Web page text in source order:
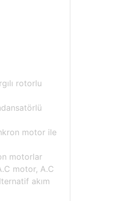
rotorlu
motor ile
motorlar
motor, A.C
akım